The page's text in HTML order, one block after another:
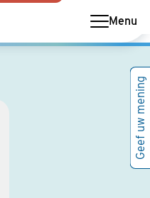
Menu
Geef uw mening